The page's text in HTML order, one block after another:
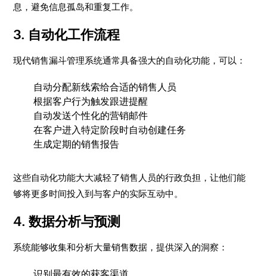
息，避免信息孤岛和重复工作。
3. 自动化工作流程
现代销售漏斗管理系统通常具备强大的自动化功能，可以：
自动分配新线索给合适的销售人员
根据客户行为触发跟进提醒
自动发送个性化的营销邮件
在客户进入特定阶段时自动创建任务
生成定期的销售报告
这些自动化功能大大减轻了销售人员的行政负担，让他们能
够将更多时间投入到与客户的实际互动中。
4. 数据分析与预测
系统能够收集和分析大量销售数据，提供深入的洞察：